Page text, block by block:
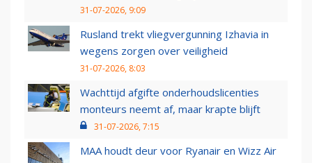
31-07-2026, 9:09
Rusland trekt vliegvergunning Izhavia in
wegens zorgen over veiligheid
31-07-2026, 8:03
Wachttijd afgifte onderhoudslicenties
monteurs neemt af, maar krapte blijft
31-07-2026, 7:15
MAA houdt deur voor Ryanair en Wizz Air